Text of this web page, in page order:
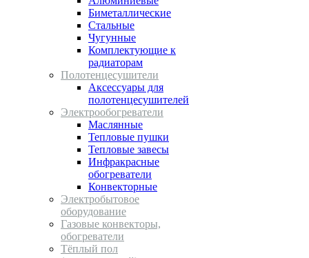
Биметаллические
Стальные
Чугунные
Комплектующие к
радиаторам
Полотенцесушители
Аксессуары для
полотенцесушителей
Электрообогреватели
Маслянные
Тепловые пушки
Тепловые завесы
Инфракрасные
обогреватели
Конвекторные
Электробытовое
оборудование
Газовые конвекторы,
обогреватели
Тёплый пол